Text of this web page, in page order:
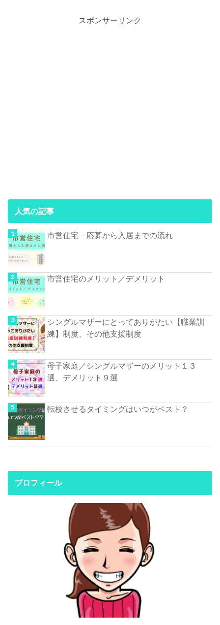
スポンサーリンク
人気の記事
市営住宅－応募から入居までの流れ
市営住宅のメリット／デメリット
シングルマザーにとってありがたい【職業訓
練】制度、その他支援制度
母子家庭／シングルマザーのメリット１３
選、デメリット９選
転校させるタイミングはいつがベスト？
プロフィール